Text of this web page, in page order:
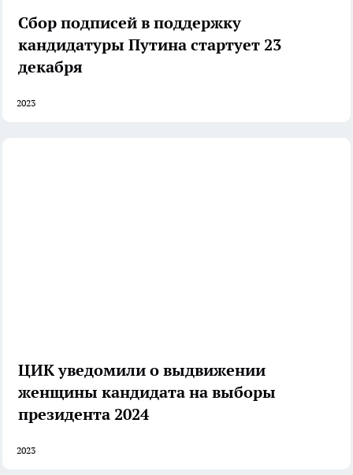
Сбор подписей в поддержку
кандидатуры Путина стартует 23
декабря
2023
ЦИК уведомили о выдвижении
женщины кандидата на выборы
президента 2024
2023